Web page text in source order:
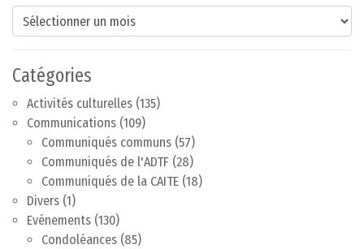
Archives
Catégories
Activités culturelles (135)
Communications (109)
Communiqués communs (57)
Communiqués de l'ADTF (28)
Communiqués de la CAITE (18)
Divers (1)
Evénements (130)
Condoléances (85)